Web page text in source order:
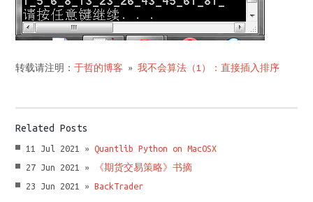
转载请注明：于哲的博客 »我不会算法（1）：直接插入排序
Related Posts
11 Jul 2021 »
Quantlib Python on MacOSX
27 Jun 2021 »
《期货交易策略》书摘
23 Jun 2021 »
BackTrader